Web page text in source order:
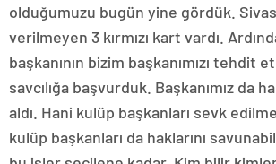
olduğumuzu bugün yine gördük.
verilmeyen 3 kırmızı kart vardı.
başkanının bizim başkanımızı tehdit
savcılığa başvurduk. Başkanımız da
aldı. Hani kulüp başkanları sevk
kulüp başkanları da haklarını